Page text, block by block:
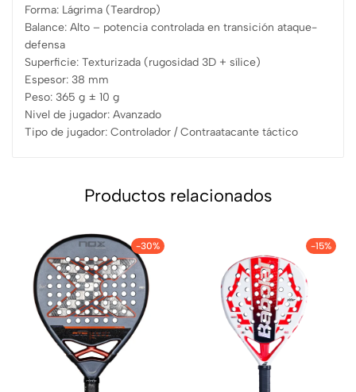
Forma: Lágrima (Teardrop)
Balance: Alto – potencia controlada en transición ataque-
defensa
Superficie: Texturizada (rugosidad 3D + sílice)
Espesor: 38 mm
Peso: 365 g ± 10 g
Nivel de jugador: Avanzado
Tipo de jugador: Controlador / Contraatacante táctico
Productos relacionados
-30% -15%